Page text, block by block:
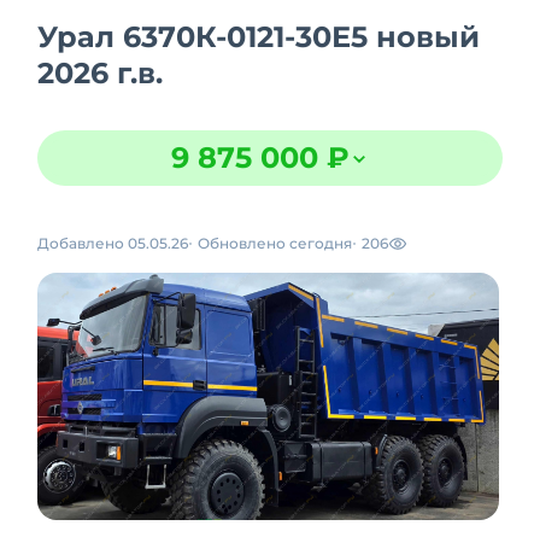
Урал 6370К-0121-30Е5 новый
2026 г.в.
9 875 000 ₽
Добавлено 05.05.26 Обновлено сегодня 206